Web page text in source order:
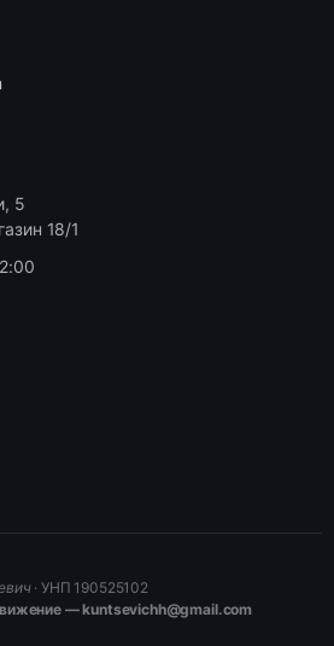
5
18/1
· УНП 190525102
— kuntsevichh@gmail.com